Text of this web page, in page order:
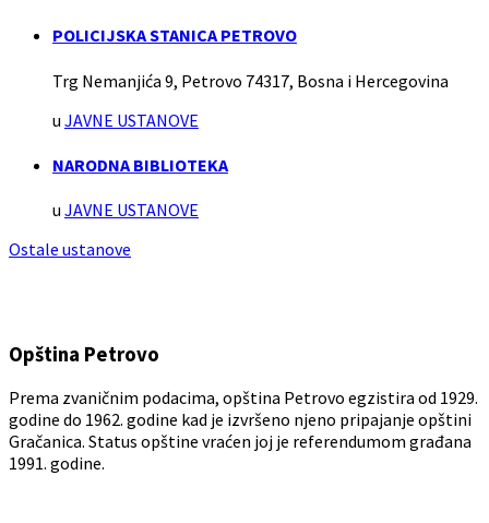
POLICIJSKA STANICA PETROVO
Trg Nemanjića 9, Petrovo 74317, Bosna i Hercegovina
u JAVNE USTANOVE
NARODNA BIBLIOTEKA
u JAVNE USTANOVE
Ostale ustanove
Opština Petrovo
Prema zvaničnim podacima, opština Petrovo egzistira od 1929.
godine do 1962. godine kad je izvršeno njeno pripajanje opštini
Gračanica. Status opštine vraćen joj je referendumom građana
1991. godine.